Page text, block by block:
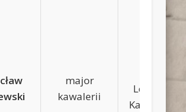
major
kawalerii
Leokadia
Kamieńska